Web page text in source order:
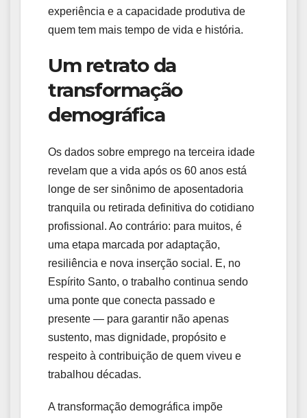
experiência e a capacidade produtiva de
quem tem mais tempo de vida e história.
Um retrato da
transformação
demográfica
Os dados sobre emprego na terceira idade
revelam que a vida após os 60 anos está
longe de ser sinônimo de aposentadoria
tranquila ou retirada definitiva do cotidiano
profissional. Ao contrário: para muitos, é
uma etapa marcada por adaptação,
resiliência e nova inserção social. E, no
Espírito Santo, o trabalho continua sendo
uma ponte que conecta passado e
presente — para garantir não apenas
sustento, mas dignidade, propósito e
respeito à contribuição de quem viveu e
trabalhou décadas.
A transformação demográfica impõe